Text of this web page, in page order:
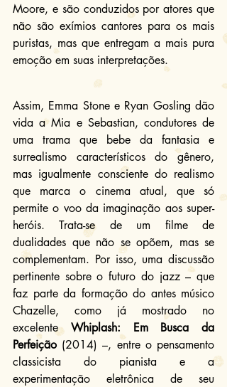
Moore, e são conduzidos por atores que
não são exímios cantores para os mais
puristas, mas que entregam a mais pura
emoção em suas interpretações.
Assim, Emma Stone e Ryan Gosling dão
vida a Mia e Sebastian, condutores de
uma trama que bebe da fantasia e
surrealismo característicos do gênero,
mas igualmente consciente do realismo
que marca o cinema atual, que só
permite o voo da imaginação aos super-
heróis. Trata-se de um filme de
dualidades que não se opõem, mas se
complementam. Por isso, uma discussão
pertinente sobre o futuro do jazz – que
faz parte da formação do antes músico
Chazelle, como já mostrado no
excelente Whiplash: Em Busca da
Perfeição (2014) –, entre o pensamento
classicista do pianista e a
experimentação eletrônica de seu